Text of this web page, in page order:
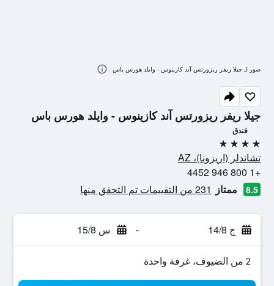
جيلا ريفر ريزورتس آند كازينوس - وايلد هورس باس
فندق
4 نجوم
تشاندلر (اريزونا)، AZ
+1 800 946 4452
8.5 ممتاز 231 من التقييمات تم التحقق منها
ج 14/8 - س 15/8
2 من الضيوف، غرفة واحدة
صور لـ جيلا ريفر ريزورتس آند كازينوس - وايلد هورس باس